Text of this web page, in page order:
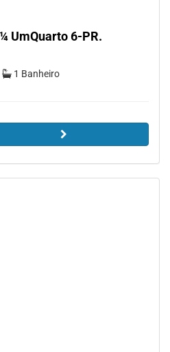
UmQuarto 6-PR.
1 Banheiro